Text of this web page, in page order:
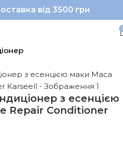
від 3500 грн
з есенцією
Repair Conditioner